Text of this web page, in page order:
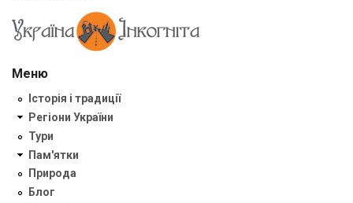
Меню
Історія і традиції
Регіони України
Тури
Пам'ятки
Природа
Блог